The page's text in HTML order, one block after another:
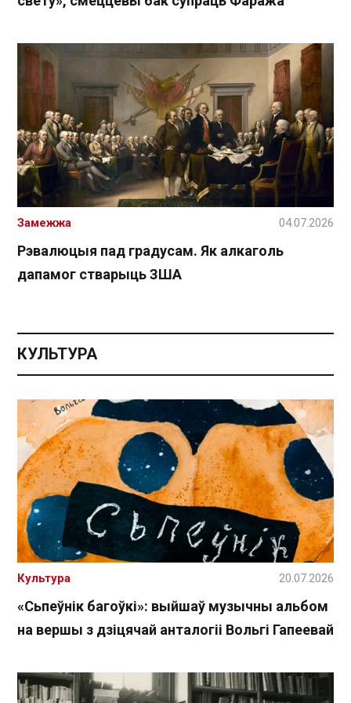
Рэвалюцыя пад градусам. Як алкаголь
дапамог стварыць ЗША
Замежжа 04.07.2026
КУЛЬТУРА
«Сьпеўнік багоўкі»: выйшаў музычны альбом
на вершы з дзіцячай анталогіі Вольгі Гапеевай
Культура 20.07.2026